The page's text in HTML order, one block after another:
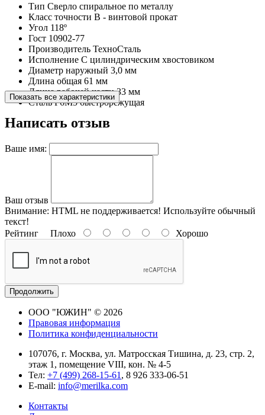
Тип Сверло спиральное по металлу
Класс точности B - винтовой прокат
Угол 118º
Гост 10902-77
Производитель ТехноСталь
Исполнение С цилиндрическим хвостовиком
Диаметр наружный 3,0 мм
Длина общая 61 мм
Длина рабочей части 33 мм
Сталь Р6М5 быстрорежущая
Показать все характеристики
Написать отзыв
Ваше имя:
Ваш отзыв
Внимание: HTML не поддерживается! Используйте обычный
текст!
Рейтинг Плохо Хорошо
Продолжить
ООО "ЮЖИН" © 2026
Правовая информация
Политика конфиденциальности
107076, г. Москва, ул. Матросская Тишина, д. 23, стр. 2,
этаж 1, помещение VIII, кон. № 4-5
Тел: +7 (499) 268-15-61 , 8 926 333-06-51
E-mail: info@merilka.com
Контакты